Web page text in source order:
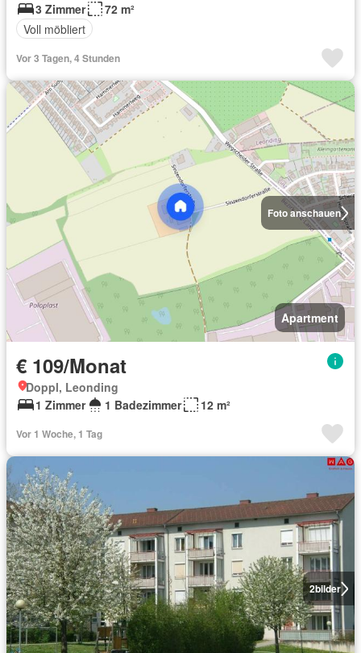
3 Zimmer
72 m²
Voll möbliert
Vor 3 Tagen, 4 Stunden
Foto anschauen
Apartment
€ 109/Monat
Doppl, Leonding
1 Zimmer
1 Badezimmer 12 m²
Vor 1 Woche, 1 Tag
2bilder